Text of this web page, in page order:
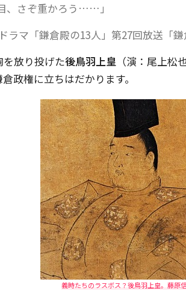
、さぞ重かろう……」
ラマ「鎌倉殿の13人」第27回放送「
放り投げた後鳥羽上皇 （演：尾上松
政権に立ちはだかります。
義時たちのラスボス？後鳥羽上皇。藤原